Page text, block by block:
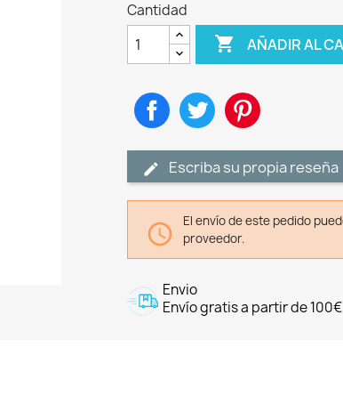
Cantidad
 AÑADIR AL
CompartirTuitear
Escriba su propia reseña

El envío de este pedido
proveedor.
Envio
Envío gratis a partir de 100€